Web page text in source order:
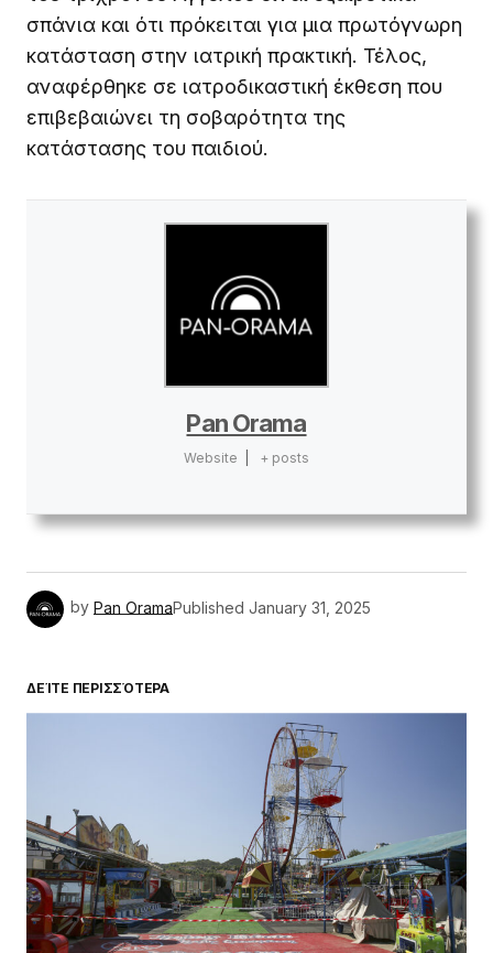
σπάνια και ότι πρόκειται για μια πρωτόγνωρη
κατάσταση στην ιατρική πρακτική. Τέλος,
αναφέρθηκε σε ιατροδικαστική έκθεση που
επιβεβαιώνει τη σοβαρότητα της
κατάστασης του παιδιού.
Pan Orama
Website + posts
by Pan OramaPublished January 31, 2025
ΔΕΊΤΕ ΠΕΡΙΣΣΌΤΕΡΑ